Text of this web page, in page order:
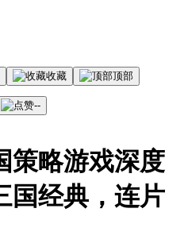
收藏 顶部
--
策略游戏深度
国经典，连片